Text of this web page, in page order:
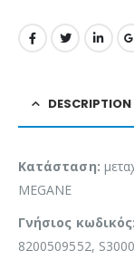
DESCRIPTION
Κατάσταση:
MEGANE
Γνήσιος κωδικός:
8200509552, S3000